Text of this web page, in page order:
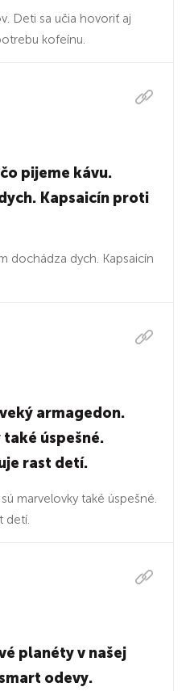
Deti sa učia hovoriť aj
kofeínu.
pijeme kávu.
Kapsaicín proti
dochádza dych. Kapsaicín
armagedon.
také úspešné.
rast detí.
marvelovky také úspešné.
detí.
planéty v našej
odevy.